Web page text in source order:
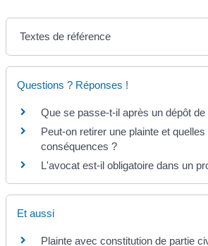
Textes de référence
Questions ? Réponses !
Que se passe-t-il après un dépôt de
Peut-on retirer une plainte et
conséquences ?
L'avocat est-il obligatoire dans un
Et aussi
Plainte avec constitution de partie